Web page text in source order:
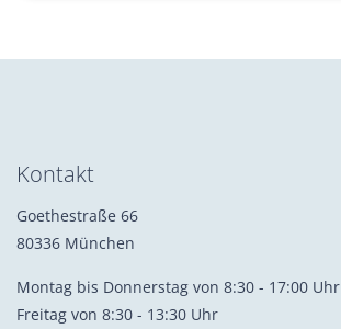
Kontakt
Goethestraße 66
80336 München
Montag bis Donnerstag von 8:30 - 17:00 Uhr
Freitag von 8:30 - 13:30 Uhr